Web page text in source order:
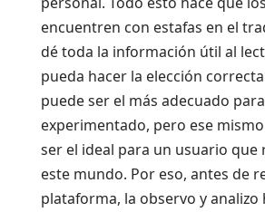
encuentren con estafas en el
dé toda la información útil al
pueda hacer la elección
puede ser el más adecuado
experimentado, pero ese
ser el ideal para un usuario que
este mundo. Por eso, antes de
plataforma, la observo y analizo